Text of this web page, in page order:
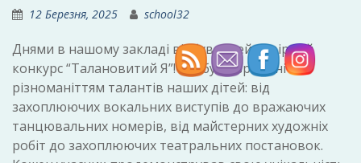
12 Березня, 2025 school32
Днями в нашому закладі відбувся неймовірний
конкурс “Талановитий Я”! Ми були вражені
різноманіттям талантів наших дітей: від
захоплюючих вокальних виступів до вражаючих
танцювальних номерів, від майстерних художніх
робіт до захоплюючих театральних постановок.